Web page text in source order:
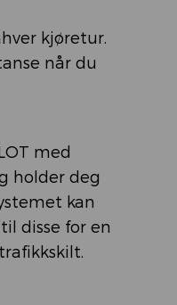
kjøretur.
når du
med
holder deg
kan
disse for en